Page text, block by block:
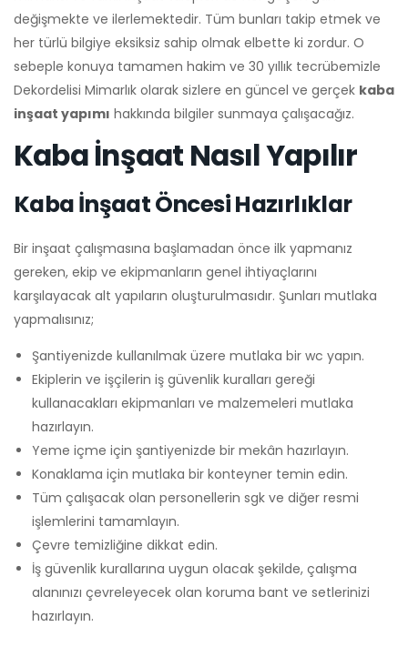
değişmekte ve ilerlemektedir. Tüm bunları takip etmek ve
her türlü bilgiye eksiksiz sahip olmak elbette ki zordur. O
sebeple konuya tamamen hakim ve 30 yıllık tecrübemizle
Dekordelisi Mimarlık olarak sizlere en güncel ve gerçek kaba
inşaat yapımı hakkında bilgiler sunmaya çalışacağız.
Kaba İnşaat Nasıl Yapılır
Kaba İnşaat Öncesi Hazırlıklar
Bir inşaat çalışmasına başlamadan önce ilk yapmanız
gereken, ekip ve ekipmanların genel ihtiyaçlarını
karşılayacak alt yapıların oluşturulmasıdır. Şunları mutlaka
yapmalısınız;
Şantiyenizde kullanılmak üzere mutlaka bir wc yapın.
Ekiplerin ve işçilerin iş güvenlik kuralları gereği
kullanacakları ekipmanları ve malzemeleri mutlaka
hazırlayın.
Yeme içme için şantiyenizde bir mekân hazırlayın.
Konaklama için mutlaka bir konteyner temin edin.
Tüm çalışacak olan personellerin sgk ve diğer resmi
işlemlerini tamamlayın.
Çevre temizliğine dikkat edin.
İş güvenlik kurallarına uygun olacak şekilde, çalışma
alanınızı çevreleyecek olan koruma bant ve setlerinizi
hazırlayın.